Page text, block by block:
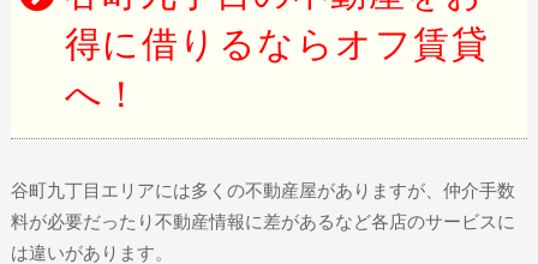
得に借りるならオフ賃貸
へ！
谷町九丁目エリアには多くの不動産屋がありますが、仲介手数
料が必要だったり不動産情報に差があるなど各店のサービスに
は違いがあります。